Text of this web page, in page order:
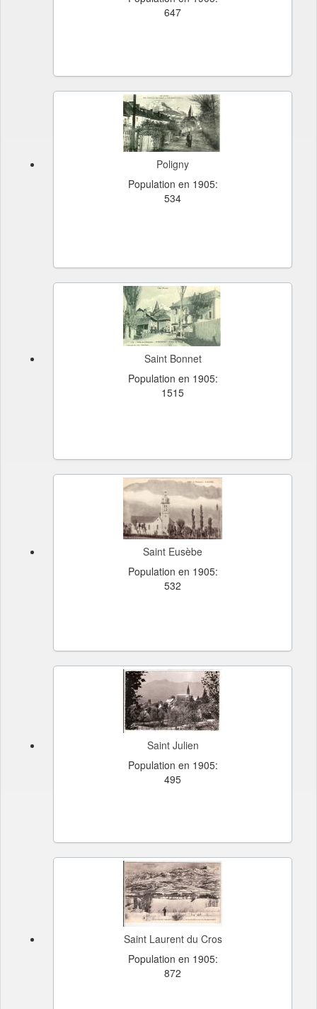
647
Poligny
Population en 1905:
534
Saint Bonnet
Population en 1905:
1515
Saint Eusèbe
Population en 1905:
532
Saint Julien
Population en 1905:
495
Saint Laurent du Cros
Population en 1905:
872